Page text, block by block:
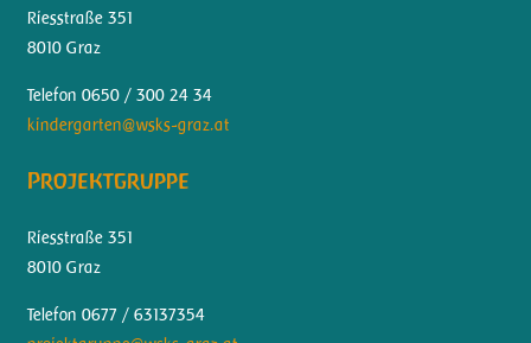
Riesstraße 351
8010 Graz
Telefon 0650 / 300 24 34
kindergarten@wsks-graz.at
Projektgruppe
Riesstraße 351
8010 Graz
Telefon 0677 / 63137354